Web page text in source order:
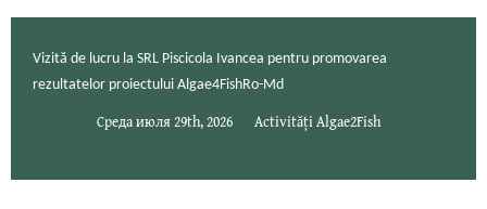
Vizită de lucru la SRL Piscicola Ivancea pentru promovarea
rezultatelor proiectului Algae4FishRo-Md
Среда июля 29th, 2026 Activități Algae2Fish